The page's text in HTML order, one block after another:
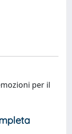
per il